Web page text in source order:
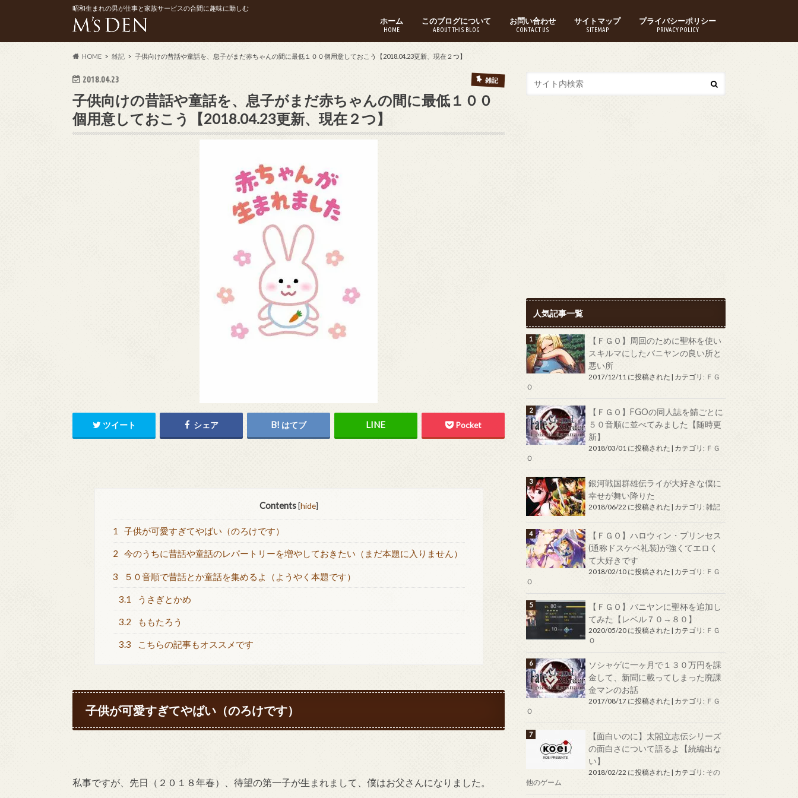
昭和生まれの男が仕事と家族サービスの合間に趣味に勤しむ
ホーム
HOME
このブログについて
ABOUT THIS BLOG
お問い合わせ
CONTACT US
サイトマップ
SITEMAP
プライバシーポリシー
PRIVACY POLICY
HOME 雑記 子供向けの昔話や童話を、息子がまだ赤ちゃんの間に最低１００個用意しておこう【2018.04.23更新、現在２つ】
2018.04.23 雑記
子供向けの昔話や童話を、息子がまだ赤ちゃんの間に最低１００
個用意しておこう【2018.04.23更新、現在２つ】
ツイート シェア はてブ Pocket
Contents [hide]
1 子供が可愛すぎてやばい（のろけです）
2 今のうちに昔話や童話のレパートリーを増やしておきたい（まだ本題に入りません）
3 ５０音順で昔話とか童話を集めるよ（ようやく本題です）
3.1 うさぎとかめ
3.2 ももたろう
3.3 こちらの記事もオススメです
子供が可愛すぎてやばい（のろけです）
私事ですが、先日（２０１８年春）、待望の第一子が生まれまして、僕はお父さんになりました。
人気記事一覧
【ＦＧＯ】周回のために聖杯を使い
スキルマにしたバニヤンの良い所と
悪い所
2017/12/11 に投稿された カテゴリ: ＦＧ
Ｏ
【ＦＧＯ】FGOの同人誌を鯖ごとに
５０音順に並べてみました【随時更
新】
2018/03/01 に投稿された | カテゴリ: ＦＧ
Ｏ
銀河戦国群雄伝ライが大好きな僕に
幸せが舞い降りた
2018/06/22 に投稿された | カテゴリ: 雑記
【ＦＧＯ】ハロウィン・プリンセス
(通称ドスケベ礼装)が強くてエロく
て大好きです
2018/02/10 に投稿された カテゴリ: ＦＧ
Ｏ
【ＦＧＯ】バニヤンに聖杯を追加し
てみた【レベル７０→８０】
2020/05/20 に投稿された | カテゴリ: ＦＧ
Ｏ
ソシャゲに一ヶ月で１３０万円を課
金して、新聞に載ってしまった廃課
金マンのお話
2017/08/17 に投稿された カテゴリ: ＦＧ
Ｏ
【面白いのに】太閤立志伝シリーズ
の面白さについて語るよ【続編出な
い】
2018/02/22 に投稿された | カテゴリ: その
他のゲーム